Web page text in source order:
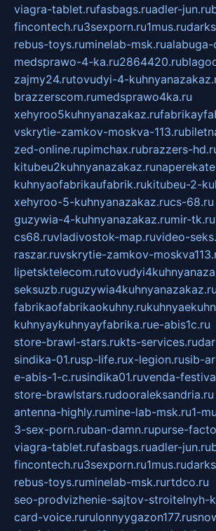
viagra-tablet.rufasbags.ruadler-jun.ru
fincontech.ru3sexporn.ru1mus.ru
rebus-toys.ruminelab-msk.ru
medsprawo-4-ka.ru2864420.ru
zajmy24.rutovudyi-4-
brazzerscom.rumedsprawo4ka.ru
xehyroo5kuhnyanazakaz.ru
vskrytie-zamkov-moskva-113.ru
zed-online.rupimchax.rubrazzers-
kitubeu2kuhnyanazakaz.ru
kuhnyaofabrikaufabrik.rukitubeu-2-
xehyroo-5-kuhnyanazakaz.rucs-68.ru
guzywia-4-kuhnyanazakaz.rumir-tk.ru
cs68.ruvladivostok-map.ruvideo-
raszar.ruvskrytie-zamkov-
lipetsktelecom.ru
seksuzb.ruguzywia4kuhnyanazakaz.ru
fabrikaofabrikaokuhny.ru
kuhnyaykuhnyayfabrika.rue-abis1c.ru
store-brawl-stars.rukts-services.ru
sindika-01.rusp-life.rux-legion.rusib-
e-abis-1-c.rusindika01.ruvenda-
store-brawlstars.rudooraleksandria.ru
antenna-highly.rumine-lab-msk.ru1-
3-sex-porn.ruban-damn.rupurse-
viagra-tablet.rufasbags.ruadler-jun.ru
fincontech.ru3sexporn.ru1mus.ru
rebus-toys.ruminelab-msk.rurtdco.ru
seo-prodvizhenie-sajtov-stroitelnyh-
card-voice.rurulonnyygazon177.ru